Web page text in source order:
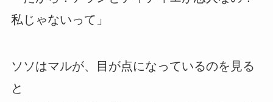
私じゃないって」
ソソはマルが、目が点になっているのを見る
と